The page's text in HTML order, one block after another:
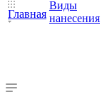
Главная
Виды
нанесения